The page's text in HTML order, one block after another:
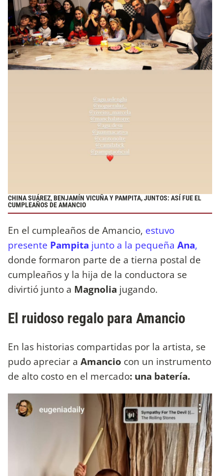
CHINA SUÁREZ, BENJAMÍN VICUÑA Y PAMPITA, JUNTOS: ASÍ FUE EL
CUMPLEAÑOS DE AMANCIO
En el cumpleaños de Amancio, estuvo
presente Pampita junto a la pequeña Ana,
donde formaron parte de a tierna postal de
cumpleaños y la hija de la conductora se
divirtió junto a Magnolia jugando.
El ruidoso regalo para Amancio
En las historias compartidas por la artista, se
pudo apreciar a Amancio con un instrumento
de alto costo en el mercado: una batería.